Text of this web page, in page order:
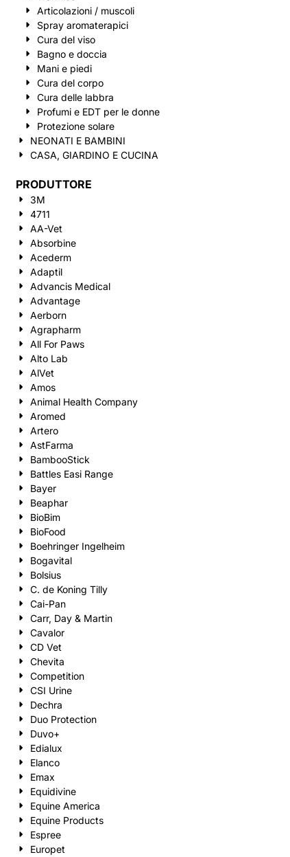
Articolazioni / muscoli
Spray aromaterapici
Cura del viso
Bagno e doccia
Mani e piedi
Cura del corpo
Cura delle labbra
Profumi e EDT per le donne
Protezione solare
NEONATI E BAMBINI
CASA, GIARDINO E CUCINA
PRODUTTORE
3M
4711
AA-Vet
Absorbine
Acederm
Adaptil
Advancis Medical
Advantage
Aerborn
Agrapharm
All For Paws
Alto Lab
AlVet
Amos
Animal Health Company
Aromed
Artero
AstFarma
BambooStick
Battles Easi Range
Bayer
Beaphar
BioBim
BioFood
Boehringer Ingelheim
Bogavital
Bolsius
C. de Koning Tilly
Cai-Pan
Carr, Day & Martin
Cavalor
CD Vet
Chevita
Competition
CSI Urine
Dechra
Duo Protection
Duvo+
Edialux
Elanco
Emax
Equidivine
Equine America
Equine Products
Espree
Europet